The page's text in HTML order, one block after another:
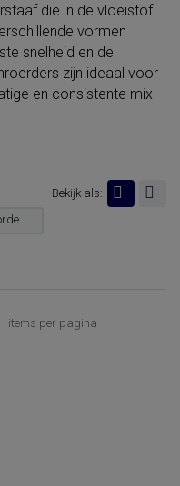
die in de vloeistof
vormen
snelheid en de
zijn ideaal voor
en consistente mix
Bekijk als:
items per pagina